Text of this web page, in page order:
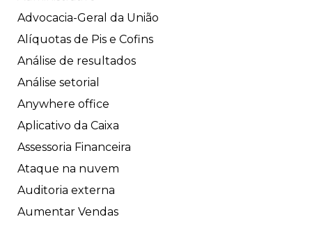
Advocacia-Geral da União
Alíquotas de Pis e Cofins
Análise de resultados
Análise setorial
Anywhere office
Aplicativo da Caixa
Assessoria Financeira
Ataque na nuvem
Auditoria externa
Aumentar Vendas